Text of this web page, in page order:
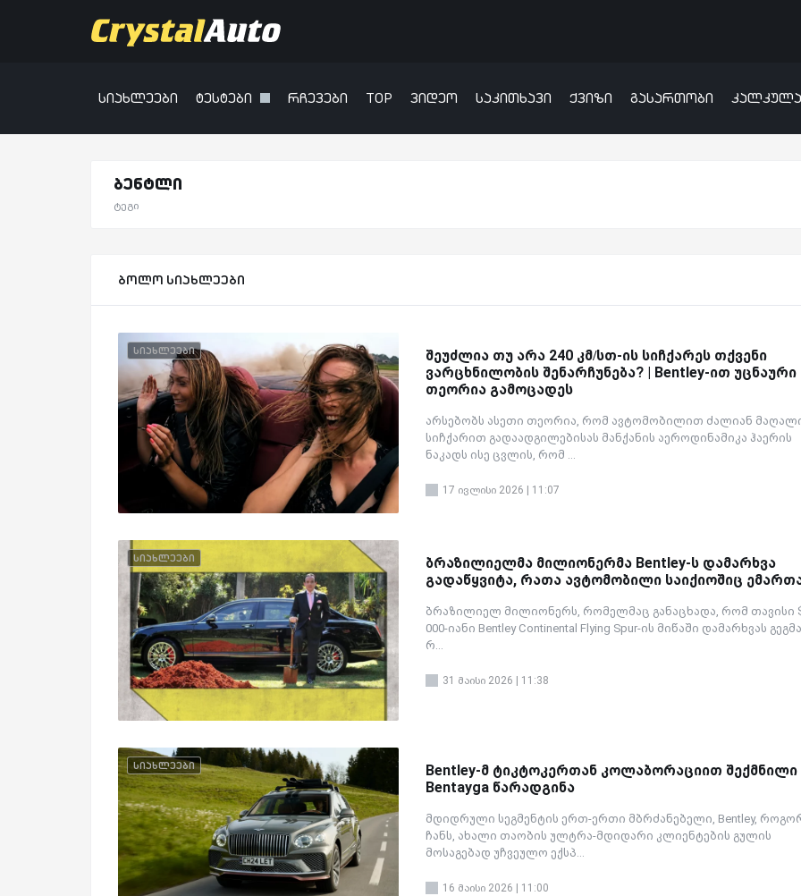
სიახლეები ტესტები რჩევები TOP ვიდეო საკითხავი ქვიზი გასართობი
ბენტლი
ტეგი
ბოლო სიახლეები
სიახლეები
შეუძლია თუ არა 240 კმ/სთ-ის სიჩქარეს თქვენი
ვარცხნილობის შენარჩუნება? | Bentley-ით უცნაური
თეორია გამოცადეს
არსებობს ასეთი თეორია, რომ ავტომობილით ძალიან
სიჩქარით გადაადგილებისას მანქანის აეროდინამიკა ჰაერის
ნაკადს ისე ცვლის, რომ ...
17 ივლისი 2026 | 11:07
სიახლეები
ბრაზილიელმა მილიონერმა Bentley-ს დამარხვა
გადაწყვიტა, რათა ავტომობილი საიქიოშიც
ბრაზილიელ მილიონერს, რომელმაც განაცხადა, რომ თავისი
000-იანი Bentley Continental Flying Spur-ის მიწაში დამარხვას
რ...
31 მაისი 2026 | 11:38
სიახლეები
Bentley-მ ტიკტოკერთან კოლაბორაციით შექმნილი
Bentayga წარადგინა
მდიდრული სეგმენტის ერთ-ერთი მბრძანებელი, Bentley,
ჩანს, ახალი თაობის ულტრა-მდიდარი კლიენტების გულის
მოსაგებად უჩვეულო ექსპ...
16 მაისი 2026 | 11:00